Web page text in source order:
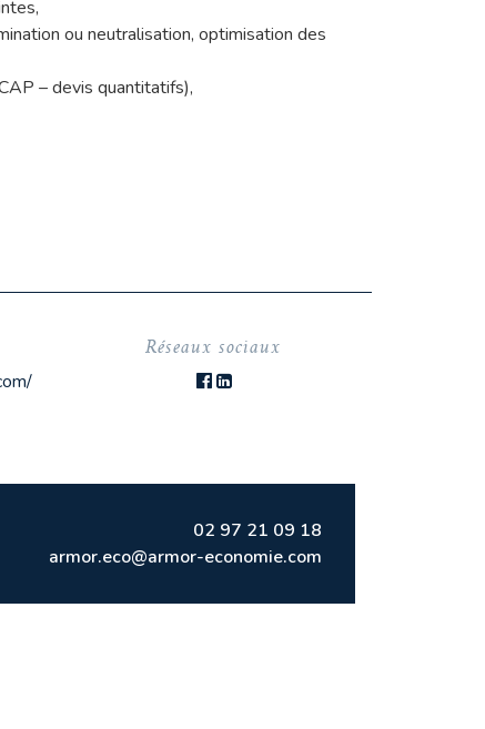
ou neutralisation, optimisation des
– devis quantitatifs),
Réseaux sociaux
02 97 21 09 18
armor.eco@armor-economie.com